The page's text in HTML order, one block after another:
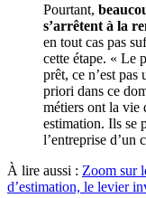
Pourtant,
s’arrêtent à la
en tout cas pas
cette étape. « Le
prêt, ce n’est
priori dans ce
métiers ont la vie
estimation. Ils se
l’entreprise d’un
À lire aussi : Zoom sur
d’estimation, le levier